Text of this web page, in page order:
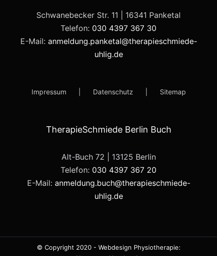
Schwanebecker Str. 11 | 16341 Panketal
Telefon: 030 4397 367 30
E-Mail: anmeldung.panketal@therapieschmiede-
uhlig.de
Impressum Datenschutz Sitemap
TherapieSchmiede Berlin Buch
Alt-Buch 72 | 13125 Berlin
Telefon: 030 4397 367 20
E-Mail: anmeldung.buch@therapieschmiede-
uhlig.de
© Copyright 2020 - Webdesign Physiotherapie: